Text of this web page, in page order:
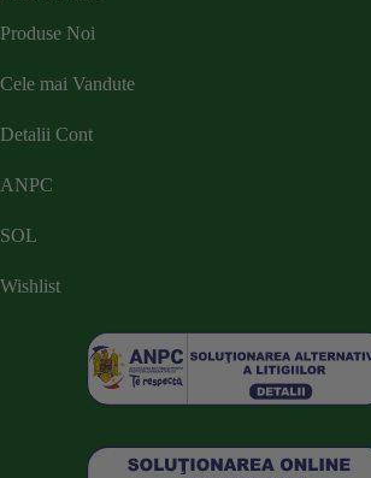
Produse Noi
Cele mai Vandute
Detalii Cont
ANPC
SOL
Wishlist